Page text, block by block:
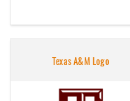
Texas A&M Logo